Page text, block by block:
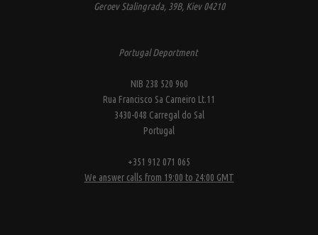
Geroev Stalingrada, 39B, Kiev 04210
Portugal Deportment
NIB 238 520 960
Rua Francisco Sa Carneiro Lt.11
3430-048 Carregal do Sal
Portugal
+351 912 071 065
We answer calls from 19:00 to 24:00 GMT